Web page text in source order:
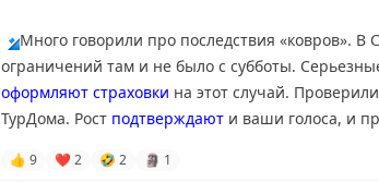
🔹Много говорили про последствия «ковров». В
ограничений там и не было с субботы.
оформляют страховки на этот случай.
ТурДома. Рост подтверждают и ваши голоса, и
🔹Другая тема, получившая много внимания в
👍 9 ❤ 2 🤣 2 🗿 1